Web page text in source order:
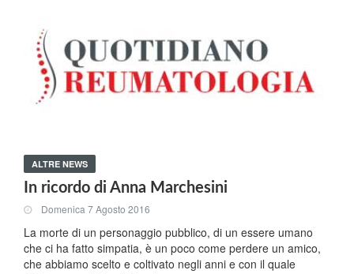
ALTRE NEWS
In ricordo di Anna Marchesini
Domenica 7 Agosto 2016
La morte di un personaggio pubblico, di un essere umano
che ci ha fatto simpatia, è un poco come perdere un amico,
che abbiamo scelto e coltivato negli anni e con il quale